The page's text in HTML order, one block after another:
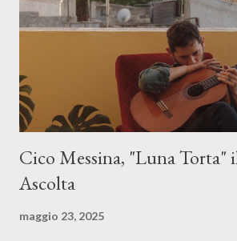
Cico Messina, "Luna Torta"
Ascolta
maggio 23, 2025